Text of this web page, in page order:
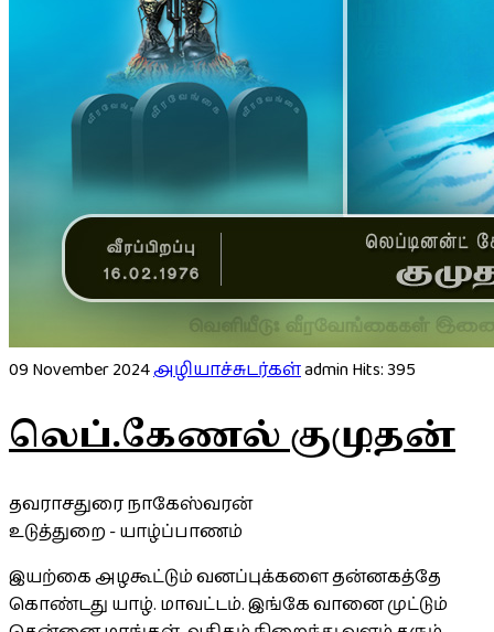
09 November 2024அழியாச்சுடர்கள்adminHits: 395
லெப்.கேணல் குமுதன்
தவராசதுரை நாகேஸ்வரன்
உடுத்துறை - யாழ்ப்பாணம்
இயற்கை அழகூட்டும் வனப்புக்களை தன்னகத்தே
கொண்டது யாழ். மாவட்டம். இங்கே வானை முட்டும்